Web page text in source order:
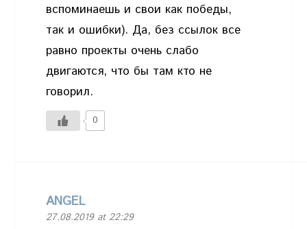
вспоминаешь и свои как победы,
так и ошибки). Да, без ссылок все
равно проекты очень слабо
двигаются, что бы там кто не
говорил.
0
ANGEL
27.08.2019 at 22:29